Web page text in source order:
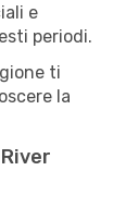
e
periodi.
ti
la